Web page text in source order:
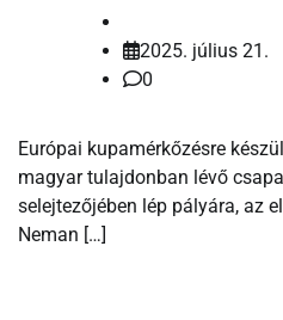
2025. július 21.
0
Európai kupamérkőzésre
magyar tulajdonban lévő
selejtezőjében lép pályára, az
Neman […]